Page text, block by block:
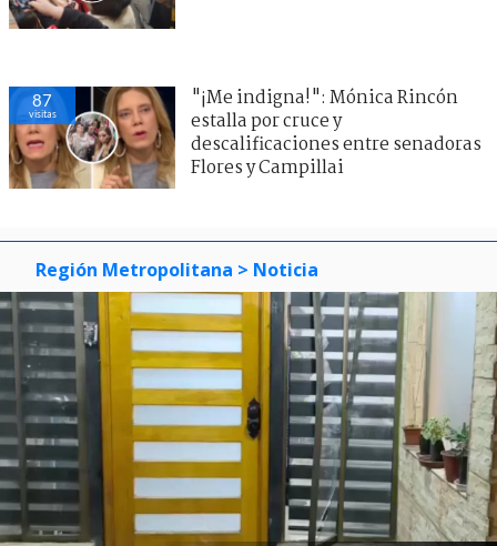
87
visitas
"¡Me indigna!": Mónica Rincón
estalla por cruce y
descalificaciones entre senadoras
Flores y Campillai
Región Metropolitana > Noticia